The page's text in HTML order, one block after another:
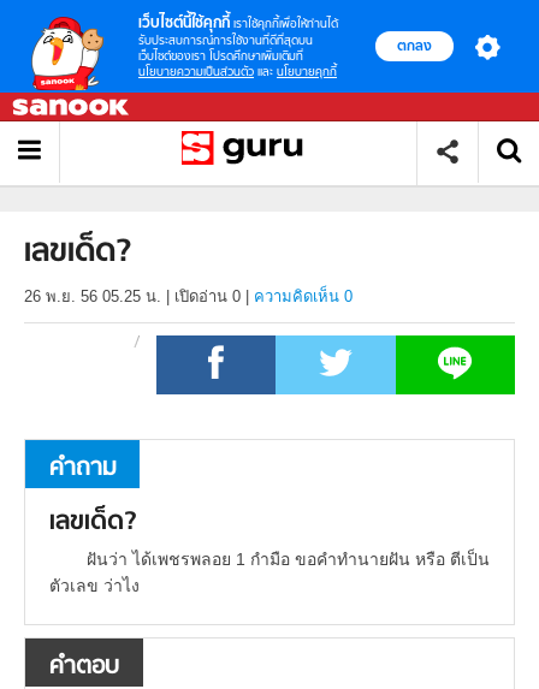
เว็บไซต์นี้ใช้คุกกี้ เราใช้คุกกี้เพื่อให้ท่านได้
รับประสบการณ์การใช้งานที่ดีที่สุดบน
เว็บไซต์ของเรา โปรดศึกษาเพิ่มเติมที่
นโยบายความเป็นส่วนตัว และ นโยบายคุกกี้
ตกลง
เลขเด็ด?
26 พ.ย. 56 05.25 น. เปิดอ่าน 0 ความคิดเห็น 0
คำถาม
เลขเด็ด?
ฝันว่า ได้เพชรพลอย 1 กำมือ ขอคำทำนายฝัน หรือ ตีเป็น
ตัวเลข ว่าไง
คำตอบ